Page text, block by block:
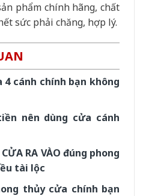
phẩm chính hãng, chất
sức phải chăng, hợp lý.
cánh chính bạn không
nên dùng cửa cánh
RA VÀO đúng phong
tài lộc
thủy cửa chính bạn